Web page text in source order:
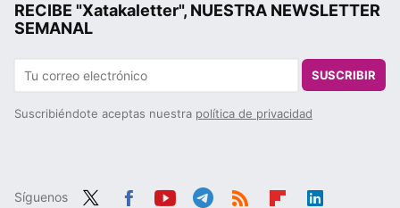
RECIBE "Xatakaletter", NUESTRA NEWSLETTER
SEMANAL
SUSCRIBIR
Suscribiéndote aceptas nuestra política de privacidad
Síguenos